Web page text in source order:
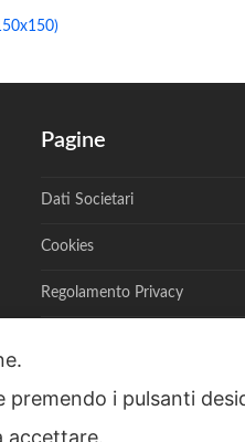
Pagine
Dati Societari
Cookies
Regolamento Privacy
A. Toscanini, 6, RENATE,
i pulsanti
accettare.